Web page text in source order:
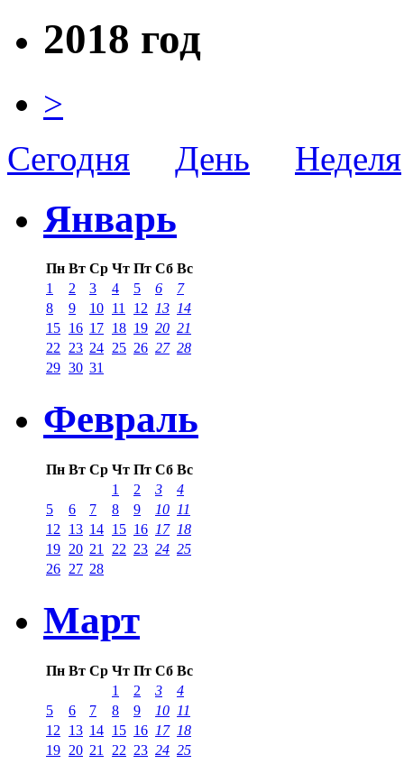
2018 год
>
Сегодня
День Неделя
Январь
Пн Вт Ср Чт Пт Сб Вс
1
2 3 4 5 6
7
8
9 10 11 12 13 14
15 16 17 18 19 20 21
22 23 24 25 26 27 28
29 30 31
Февраль
Пн Вт Ср Чт Пт Сб Вс
1
2 3
4
5
6 7 8 9 10 11
12
13 14 15 16 17 18
19 20 21 22 23 24 25
26 27 28
Март
Пн Вт Ср Чт Пт Сб Вс
1
2 3
4
5
6 7 8 9 10 11
12
13 14 15 16 17 18
19 20 21 22 23 24 25